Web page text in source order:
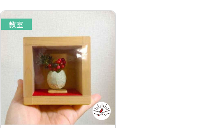
教室